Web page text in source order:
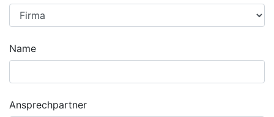
Name
Ansprechpartner